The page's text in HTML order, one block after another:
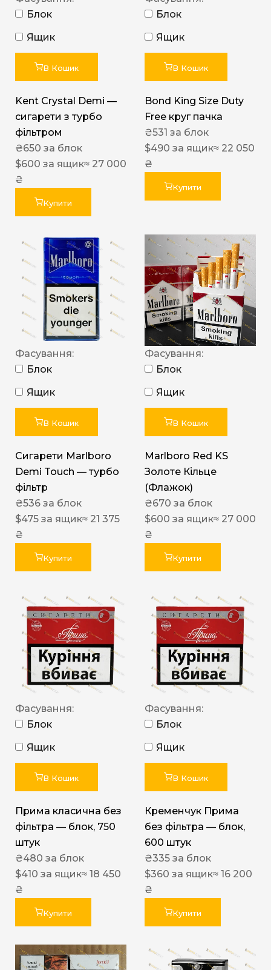
Блок
Ящик
В Кошик
Kent Crystal Demi —
сигарети з турбо
фільтром
₴650 за блок
$600 за ящик≈ 27 000
₴
Купити
Блок
Ящик
В Кошик
Bond King Size Duty
Free круг пачка
₴531 за блок
$490 за ящик≈ 22 050
₴
Купити
Фасування:
Блок
Ящик
В Кошик
Сигарети Marlboro
Demi Touch — турбо
фільтр
₴536 за блок
$475 за ящик≈ 21 375
₴
Купити
Фасування:
Блок
Ящик
В Кошик
Marlboro Red KS
Золоте Кільце
(Флажок)
₴670 за блок
$600 за ящик≈ 27 000
₴
Купити
Фасування:
Блок
Ящик
В Кошик
Прима класична без
фільтра — блок, 750
штук
₴480 за блок
$410 за ящик≈ 18 450
₴
Купити
Фасування:
Блок
Ящик
В Кошик
Кременчук Прима
без фільтра — блок,
600 штук
₴335 за блок
$360 за ящик≈ 16 200
₴
Купити